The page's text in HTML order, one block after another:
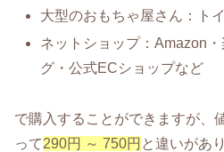
大型のおもちゃ屋さん：ト
ネットショップ：Amazon
グ・公式ECショップなど
で購入することができますが、
って290円 ～ 750円 と違いがあ